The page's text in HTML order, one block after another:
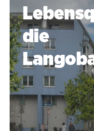
die